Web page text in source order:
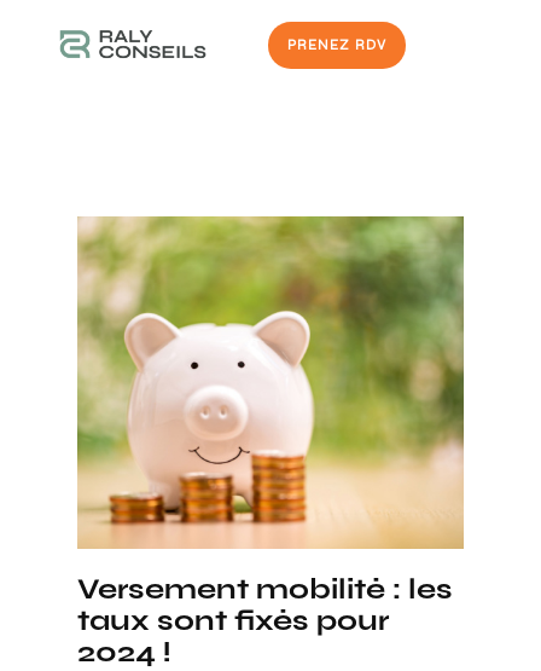
PRENEZ RDV
Versement mobilité : les
taux sont fixés pour
2024 !